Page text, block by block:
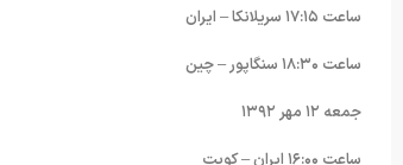
ساعت ١٧:١۵ سریلانکا – ایران
ساعت ١٨:٣۰ سنگاپور – چین
جمعه ١٢ مهر ١٣٩٢
ساعت ١۶:۰۰ ایران – کویت